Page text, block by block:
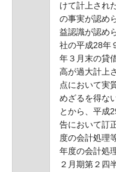
けて計上され
の事実が認め
益認識が認め
社の平成28年
年３月末の貸
高が過大計上
点において実
めざるを得な
とから、平成
告において訂
度の会計処理
年度の会計処
２月期第２四